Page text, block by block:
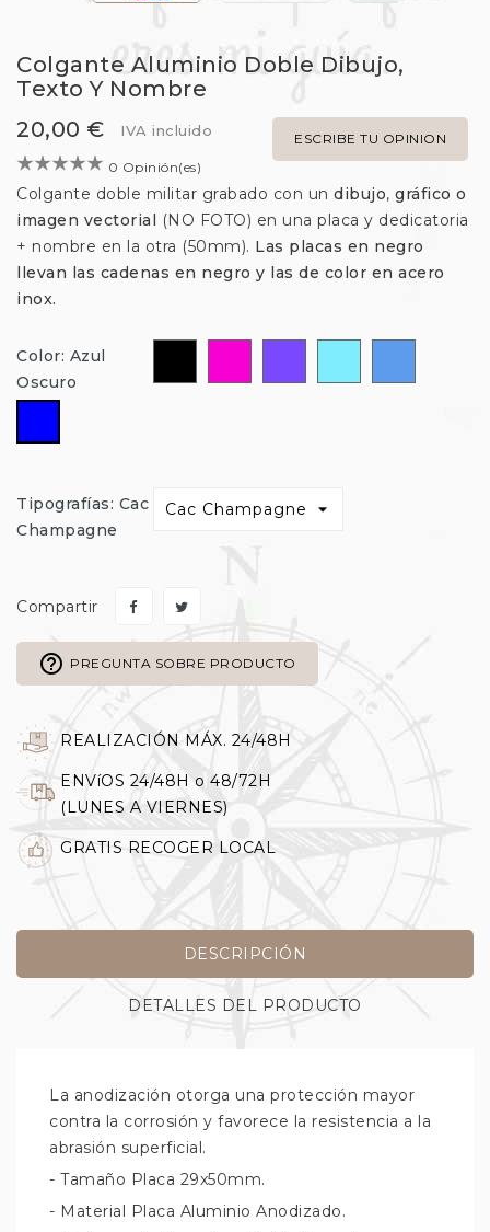
Colgante Aluminio Doble Dibujo,
Texto Y Nombre
20,00 €
ESCRIBE TU OPINION
IVA incluido
0 Opinión(es)
Colgante doble militar grabado con un dibujo, gráfico o
imagen vectorial (NO FOTO) en una placa y dedicatoria
+ nombre en la otra (50mm). Las placas en negro
llevan las cadenas en negro y las de color en acero
inox.
Color: Azul
Oscuro
Oscuro
Tipografías: Cac
Champagne
Compartir
help_outline PREGUNTA SOBRE PRODUCTO
REALIZACIÓN MÁX. 24/48H
ENVíOS 24/48H o 48/72H
(LUNES A VIERNES)
GRATIS RECOGER LOCAL
DESCRIPCIÓN
DETALLES DEL PRODUCTO
La anodización otorga una protección mayor
contra la corrosión y favorece la resistencia a la
abrasión superficial.
- Tamaño Placa 29x50mm.
- Material Placa Aluminio Anodizado.